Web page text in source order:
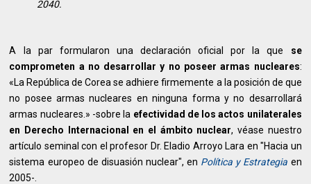
2040.
A la par formularon una declaración oficial por la que se
comprometen a no desarrollar y no poseer armas nucleares:
«La República de Corea se adhiere firmemente a la posición de que
no posee armas nucleares en ninguna forma y no desarrollará
armas nucleares.» -sobre la efectividad de los actos unilaterales
en Derecho Internacional en el ámbito nuclear, véase nuestro
artículo seminal con el profesor Dr. Eladio Arroyo Lara en "Hacia un
sistema europeo de disuasión nuclear", en Política y Estrategia en
2005-.